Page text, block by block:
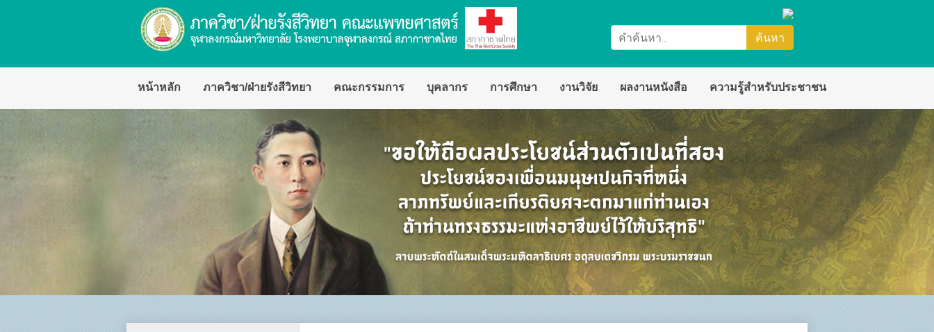
หน้าหลัก ภาควิชา/ฝ่ายรังสีวิทยา
ปรัชญา วิสัยทัศน์ พันธกิจ
พัฒนาการของภาควิชา
ประวัติหัวหน้าภาควิชา
ความภาคภูมิใจของภาควิชา
โครงสร้างภาควิชา/ฝ่ายรังสีวิทยา
คณะกรรมการ บุคลากร
สาขารังสีรักษาและมะเร็งวิทยา
สาขาเวชศาสตร์นิวเคลียร์
อาจารย์พิเศษ
แพทย์ประจำบ้านต่อยอด
การศึกษา งานวิจัย
ทุนวิจัยและเงินสนับสนุน
จริยธรรมการวิจัย
ผลงานหนังสือ ความรู้สำหรับประชาชน